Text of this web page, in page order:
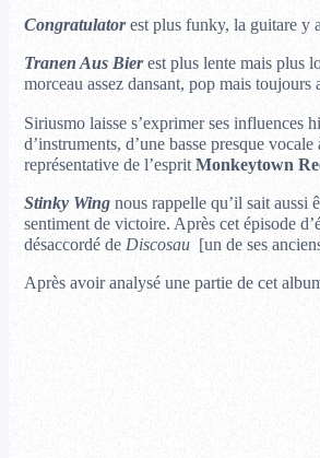
Congratulatorest plus funky, la guitare y
Tranen Aus Bier est plus lente mais plus
morceau assez dansant, pop mais
Siriusmo laisse s’exprimer ses influences
d’instruments, d’une basse presque
représentative de l’espritMonkeytown
Stinky Wingnous rappelle qu’il sait aussi
sentiment de victoire. Après cet épisode
désaccordé de Discosau[un de ses
Après avoir analysé une partie de cet